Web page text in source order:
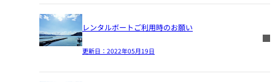
レンタルボートご利用時のお願い
更新日： 2022年05月19日